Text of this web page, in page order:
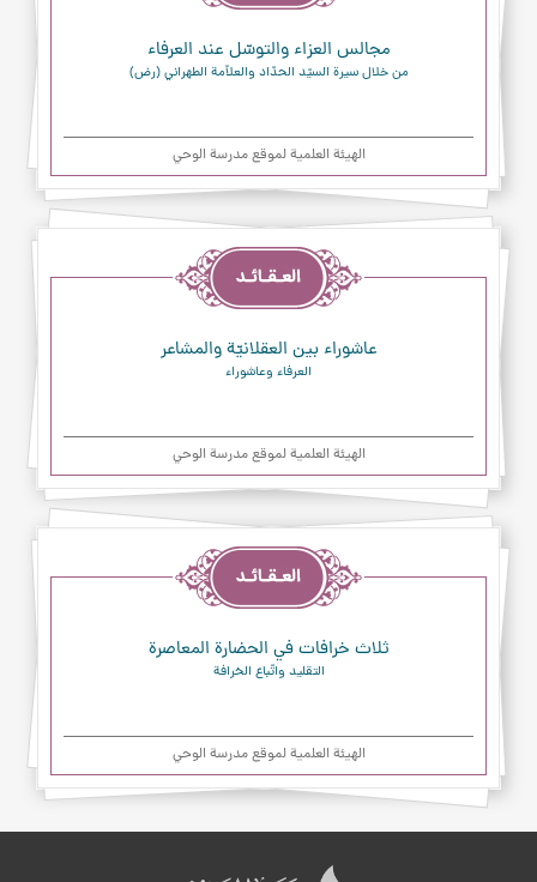
مجالس العزاء والتوسّل عند العرفاء
من خلال سيرة السيّد الحدّاد والعلاّمة الطهراني (رض)
الهیئة العلمیة لموقع مدرسة الوحي
عاشوراء بين العقلانيّة والمشاعر
العرفاء وعاشوراء
الهیئة العلمیة لموقع مدرسة الوحي
ثلاث خرافات في الحضارة المعاصرة
التقليد واتّباع الخرافة
الهیئة العلمیة لموقع مدرسة الوحي